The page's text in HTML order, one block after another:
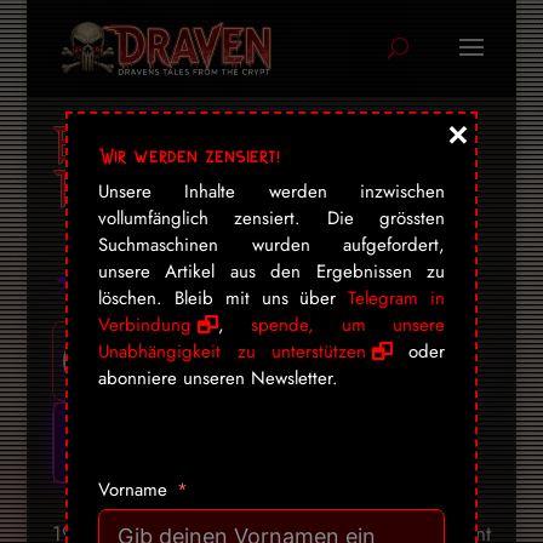
Bruce Lee: Be Water –
Trailer
1971, nachdem er von Hollywood abgelehnt
Wir werden zensiert!
Unsere Inhalte werden inzwischen
vollumfänglich zensiert. Die grössten
Suchmaschinen wurden aufgefordert,
unsere Artikel aus den Ergebnissen zu
löschen. Bleib mit uns überTelegram in
Verbindung
, spende, um unsere
Unabhängigkeit zu unterstützen
oder
abonniere unseren Newsletter.
Vorname
×